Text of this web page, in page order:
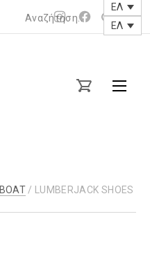
Νέο
παράθυρο
Νέο
παράθυρο
ΕΛ
ΕΛ
BOAT/ LUMBERJACK SHOES